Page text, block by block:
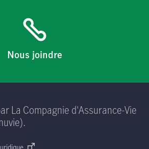
Nous joindre
La Compagnie d'Assurance-Vie